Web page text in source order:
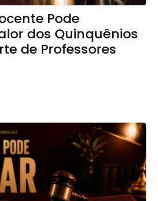
Pode
dos Quinquênios
de Professores